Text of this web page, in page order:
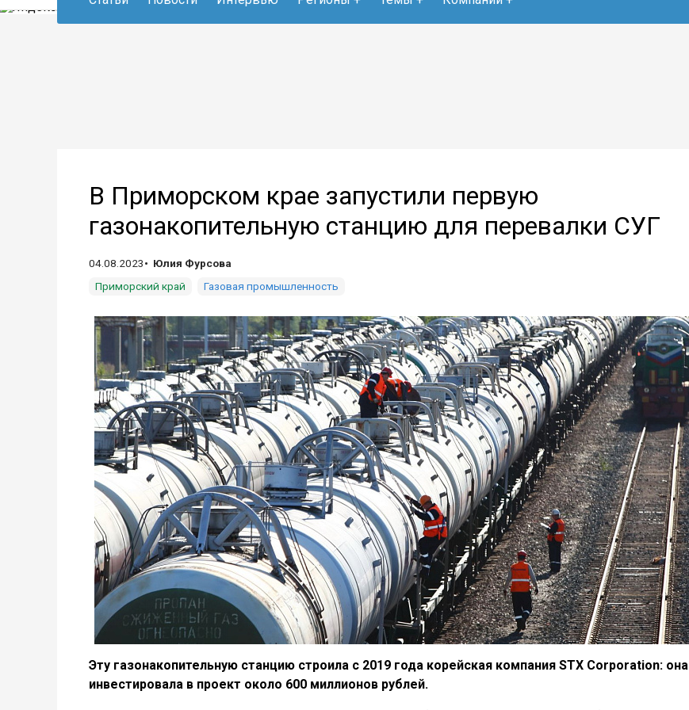
В Приморском крае запустили первую
газонакопительную станцию для перевалки СУГ
04.08.2023
Юлия Фурсова
Приморский край
Газовая промышленность
Эту газонакопительную станцию строила с 2019 года корейская компания STX Corporation: она
инвестировала в проект около 600 миллионов рублей.